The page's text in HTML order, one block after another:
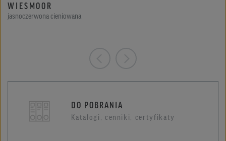
WIESMOOR
jasnoczerwona cieniowana
DO POBRANIA
Katalogi, cenniki, certyfikaty